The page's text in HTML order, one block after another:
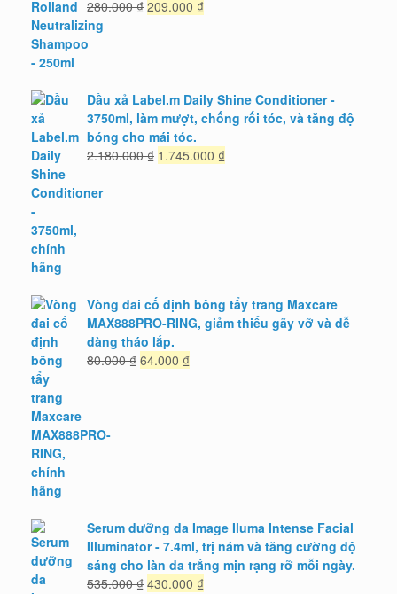
280.000₫ Giá
209.000 ₫Giá
Dầu xả Label.m Daily Shine Conditioner -
3750ml, làm mượt, chống rối tóc, và tăng độ
bóng cho mái tóc.
2.180.000₫ Giá
1.745.000 ₫Giá
Vòng đai cố định bông tẩy trang Maxcare
MAX888PRO-RING, giảm thiểu gãy vỡ và dễ
dàng tháo lắp.
80.000₫ Giá
64.000 ₫Giá
Serum dưỡng da Image Iluma Intense Facial
Illuminator - 7.4ml, trị nám và tăng cường độ
sáng cho làn da trắng mịn rạng rỡ mỗi ngày.
535.000₫ Giá
430.000 ₫Giá